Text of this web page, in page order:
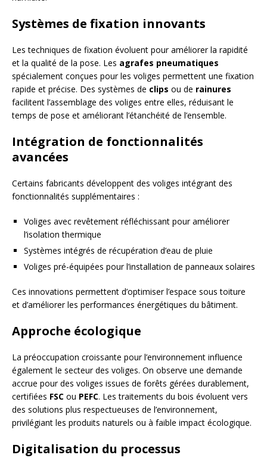
Systèmes de fixation innovants
Les techniques de fixation évoluent pour améliorer la rapidité
et la qualité de la pose. Les agrafes pneumatiques
spécialement conçues pour les voliges permettent une fixation
rapide et précise. Des systèmes de clips ou de rainures
facilitent l’assemblage des voliges entre elles, réduisant le
temps de pose et améliorant l’étanchéité de l’ensemble.
Intégration de fonctionnalités
avancées
Certains fabricants développent des voliges intégrant des
fonctionnalités supplémentaires :
Voliges avec revêtement réfléchissant pour améliorer
l’isolation thermique
Systèmes intégrés de récupération d’eau de pluie
Voliges pré-équipées pour l’installation de panneaux solaires
Ces innovations permettent d’optimiser l’espace sous toiture
et d’améliorer les performances énergétiques du bâtiment.
Approche écologique
La préoccupation croissante pour l’environnement influence
également le secteur des voliges. On observe une demande
accrue pour des voliges issues de forêts gérées durablement,
certifiées FSC ou PEFC. Les traitements du bois évoluent vers
des solutions plus respectueuses de l’environnement,
privilégiant les produits naturels ou à faible impact écologique.
Digitalisation du processus